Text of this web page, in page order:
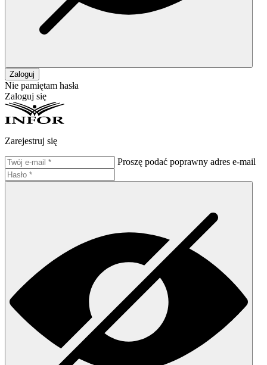
Zaloguj
Nie pamiętam hasła
Zaloguj się
Zarejestruj się
Proszę podać poprawny adres e-mail